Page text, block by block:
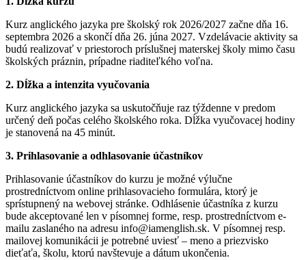
Kurz anglického jazyka pre školský rok 2026/2027 začne dňa 16.
septembra 2026 a skončí dňa 26. júna 2027. Vzdelávacie aktivity sa
budú realizovať v priestoroch príslušnej materskej školy mimo času
školských práznin, prípadne riaditeľkého voľna.
2. Dĺžka a intenzita vyučovania
Kurz anglického jazyka sa uskutočňuje raz týždenne v predom
určený deň počas celého školského roka. Dĺžka vyučovacej hodiny
je stanovená na 45 minút.
3. Prihlasovanie a odhlasovanie účastníkov
Prihlasovanie účastníkov do kurzu je možné výlučne
prostredníctvom online prihlasovacieho formulára, ktorý je
sprístupnený na webovej stránke. Odhlásenie účastníka z kurzu
bude akceptované len v písomnej forme, resp. prostredníctvom e-
mailu zaslaného na adresu info@iamenglish.sk. V písomnej resp.
mailovej komunikácii je potrebné uviesť – meno a priezvisko
dieťaťa, školu, ktorú navštevuje a dátum ukončenia.